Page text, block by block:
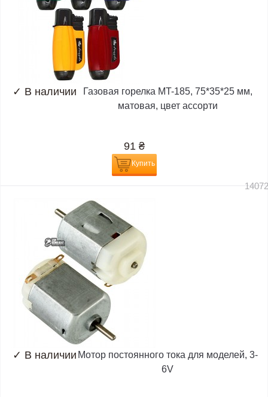
✓ В наличии
Газовая горелка MT-185, 75*35*25 мм,
матовая, цвет ассорти
91 ₴
Купить
✓ В наличии Мотор постоянного тока для моделей, 3-
6V